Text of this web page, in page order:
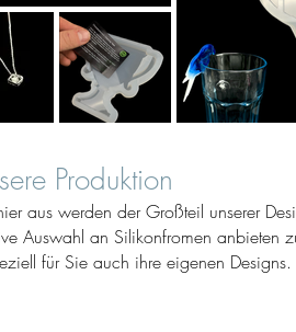
Produktion
aus werden der Großteil unserer
Auswahl an Silikonfromen anbieten
für Sie auch ihre eigenen Designs.